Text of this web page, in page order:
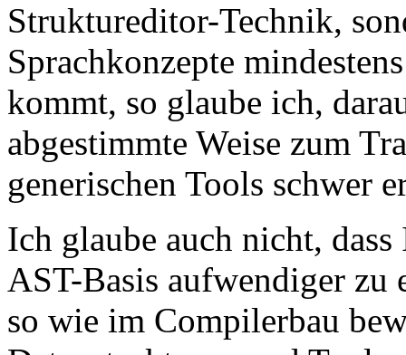
Struktureditor-Technik,
Sprachkonzepte
kommt, so glaube ich,
abgestimmte Weise zum
generischen Tools schwer
Ich glaube auch nicht,
AST-Basis aufwendiger
so wie im Compilerbau